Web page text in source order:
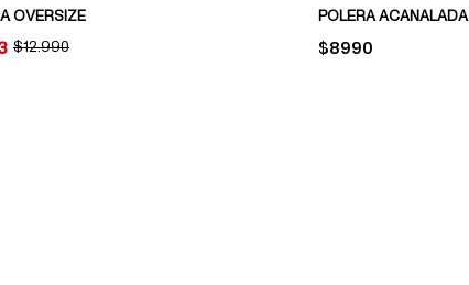
OVERSIZE
ORIGINAL PRICE:
$12.990
POLERA ACANALADA
PRICE:
$8990